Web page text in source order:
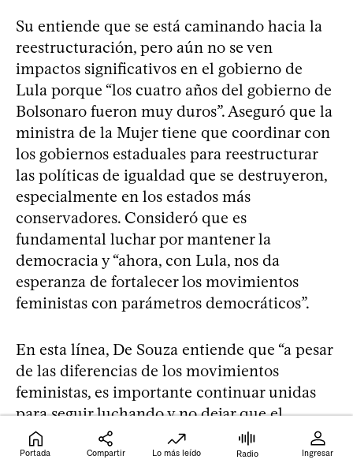
Su entiende que se está caminando hacia la
reestructuración, pero aún no se ven
impactos significativos en el gobierno de
Lula porque “los cuatro años del gobierno de
Bolsonaro fueron muy duros”. Aseguró que la
ministra de la Mujer tiene que coordinar con
los gobiernos estaduales para reestructurar
las políticas de igualdad que se destruyeron,
especialmente en los estados más
conservadores. Consideró que es
fundamental luchar por mantener la
democracia y “ahora, con Lula, nos da
esperanza de fortalecer los movimientos
feministas con parámetros democráticos”.
En esta línea, De Souza entiende que “a pesar
de las diferencias de los movimientos
feministas, es importante continuar unidas
para seguir luchando y no dejar que el
movimiento conservador gane espacios”.
Valoró que haya mayor participación de las
Portada Compartir Lo más leído Radio Ingresar